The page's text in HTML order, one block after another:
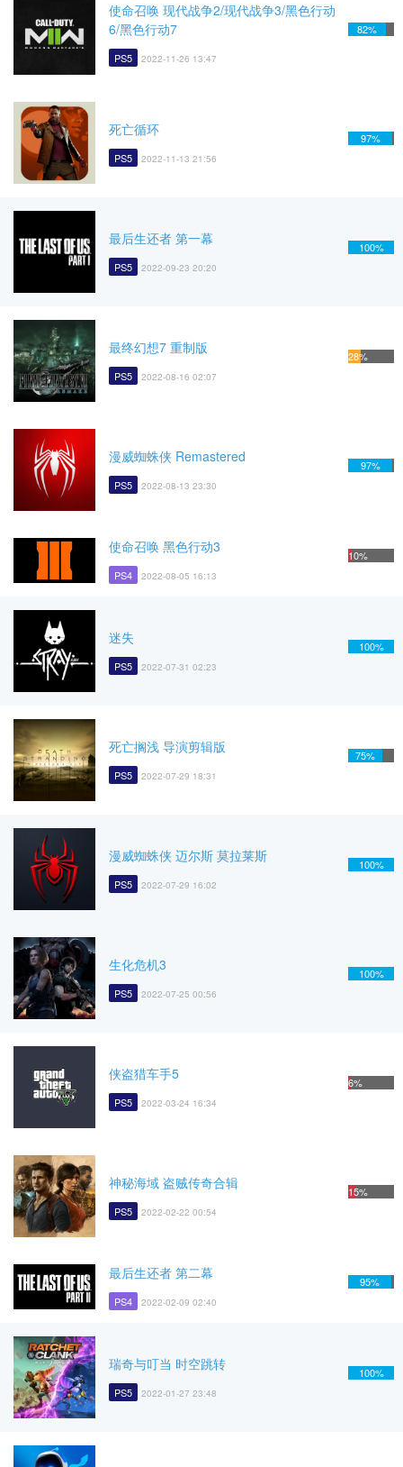
使命召唤 现代战争2/现代战争3/黑色行动
6/黑色行动7
PS5 2022-11-26 13:47
82%
死亡循环
PS5 2022-11-13 21:56
97%
最后生还者 第一幕
PS5 2022-09-23 20:20
100%
最终幻想7 重制版
PS5 2022-08-16 02:07
28%
漫威蜘蛛侠 Remastered
PS5 2022-08-13 23:30
97%
使命召唤 黑色行动3
PS4 2022-08-05 16:13
10%
迷失
PS5 2022-07-31 02:23
100%
死亡搁浅 导演剪辑版
PS5 2022-07-29 18:31
75%
漫威蜘蛛侠 迈尔斯 莫拉莱斯
PS5 2022-07-29 16:02
100%
生化危机3
PS5 2022-07-25 00:56
100%
侠盗猎车手5
PS5 2022-03-24 16:34
6%
神秘海域 盗贼传奇合辑
PS5 2022-02-22 00:54
15%
最后生还者 第二幕
PS4 2022-02-09 02:40
95%
瑞奇与叮当 时空跳转
PS5 2022-01-27 23:48
100%